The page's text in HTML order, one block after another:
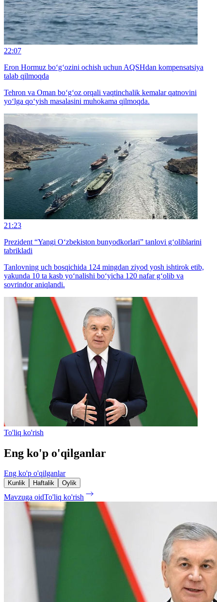
22:07
Eron Hormuz bo‘g‘ozini ochish uchun AQSHdan kompensatsiya
talab qilmoqda
Tehron va Oman bo‘g‘oz orqali vaqtinchalik kemalar qatnovini
yo‘lga qo‘yish masalasini muhokama qilmoqda.
21:23
Prezident “Yangi O‘zbekiston bunyodkorlari” tanlovi g‘oliblarini
tabrikladi
Tanlovning uch bosqichida 124 mingdan ziyod yosh ishtirok etib,
yakunda 10 ta kasb yo‘nalishi bo‘yicha 120 nafar g‘olib va
sovrindor aniqlandi.
To'liq ko'rish
Eng ko'p o'qilganlar
Eng ko'p o'qilganlar
Kunlik Haftalik Oylik
Mavzuga oidTo'liq ko'rish